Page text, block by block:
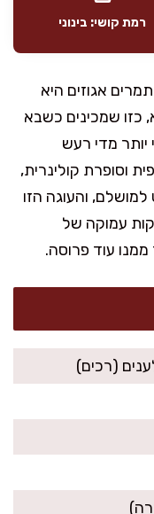
רמת קושי: בינוני
אגוזים היא
כזו שמכינים כשבא
מדי רעש
וסופרת קולינרית,
והעוגה הזו
עמוקה של
עוד פרוסה.